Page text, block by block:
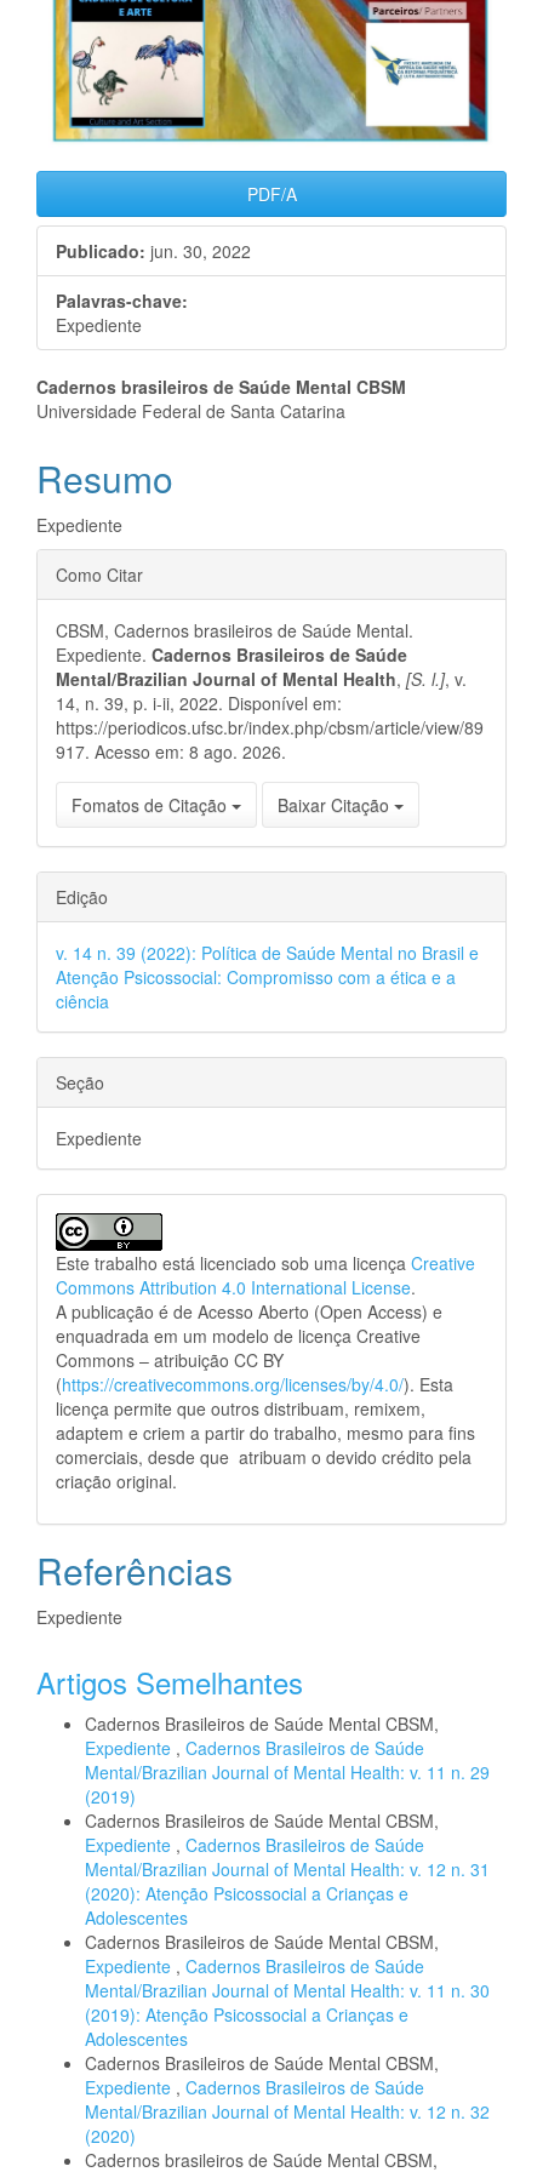
PDF/A
Publicado: jun. 30, 2022
Palavras-chave:
Expediente
Conteúdo
artigo
principal
Cadernos brasileiros de Saúde Mental CBSM
Universidade Federal de Santa Catarina
Resumo
Expediente
Detalhes
do
artigo
Como Citar
CBSM, Cadernos brasileiros de Saúde Mental.
Expediente. Cadernos Brasileiros de Saúde
Mental/Brazilian Journal of Mental Health, [S. l.], v.
14, n. 39, p. i-ii, 2022. Disponível em:
https://periodicos.ufsc.br/index.php/cbsm/article/view/89
917. Acesso em: 8 ago. 2026.
Fomatos de Citação Baixar Citação
Edição
v. 14 n. 39 (2022): Política de Saúde Mental no Brasil e
Atenção Psicossocial: Compromisso com a ética e a
ciência
Seção
Expediente
Este trabalho está licenciado sob uma licença Creative
Commons Attribution 4.0 International License.
A publicação é de Acesso Aberto (Open Access) e
enquadrada em um modelo de licença Creative
Commons – atribuição CC BY
(https://creativecommons.org/licenses/by/4.0/). Esta
licença permite que outros distribuam, remixem,
adaptem e criem a partir do trabalho, mesmo para fins
comerciais, desde que atribuam o devido crédito pela
criação original.
Referências
Expediente
Artigos Semelhantes
Cadernos Brasileiros de Saúde Mental CBSM,
Expediente , Cadernos Brasileiros de Saúde
Mental/Brazilian Journal of Mental Health: v. 11 n. 29
(2019)
Cadernos Brasileiros de Saúde Mental CBSM,
Expediente , Cadernos Brasileiros de Saúde
Mental/Brazilian Journal of Mental Health: v. 12 n. 31
(2020): Atenção Psicossocial a Crianças e
Adolescentes
Cadernos Brasileiros de Saúde Mental CBSM,
Expediente , Cadernos Brasileiros de Saúde
Mental/Brazilian Journal of Mental Health: v. 11 n. 30
(2019): Atenção Psicossocial a Crianças e
Adolescentes
Cadernos Brasileiros de Saúde Mental CBSM,
Expediente , Cadernos Brasileiros de Saúde
Mental/Brazilian Journal of Mental Health: v. 12 n. 32
(2020)
Cadernos brasileiros de Saúde Mental CBSM,